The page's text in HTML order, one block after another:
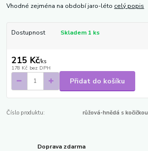
Vhodné zejména na období jaro-léto celý popis
Dostupnost Skladem 1 ks
215 Kč/ks
178 Kč bez DPH
Přidat do košíku
Číslo produktu: růžová-hnědá s kočičkou
Doprava zdarma